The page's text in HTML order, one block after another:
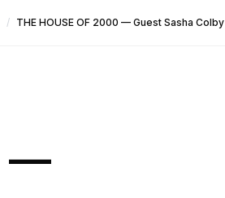
/ THE HOUSE OF 2000 — Guest Sasha Colby
—